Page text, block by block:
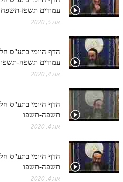
עמודים תשפז-תשפח
אוג 5, 2020
עמודים תשפה-תשפו
אוג 4, 2020
תשפה-תשפו
אוג 4, 2020
תשפה-תשפו
אוג 4, 2020